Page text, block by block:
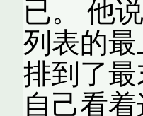
已。 他
列表的
排到了
自己看